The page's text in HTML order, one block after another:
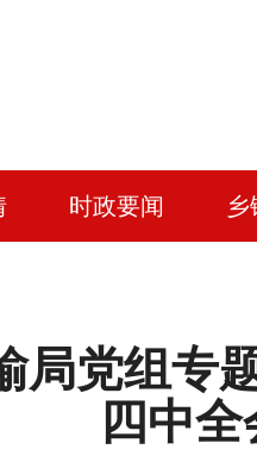
时政要闻
局党组专
四中